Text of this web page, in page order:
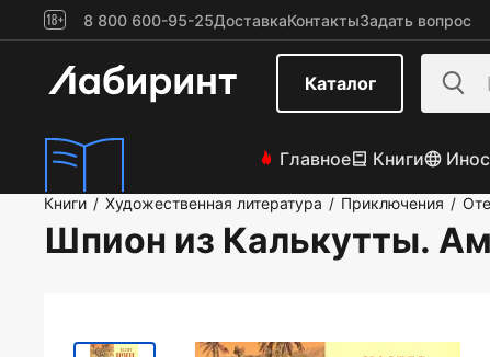
8 800 600-95-25ДоставкаКонтактыЗадать вопрос
Каталог
Главное Книги
Книги / Художественная литература / Приключения /
Шпион из Калькутты.